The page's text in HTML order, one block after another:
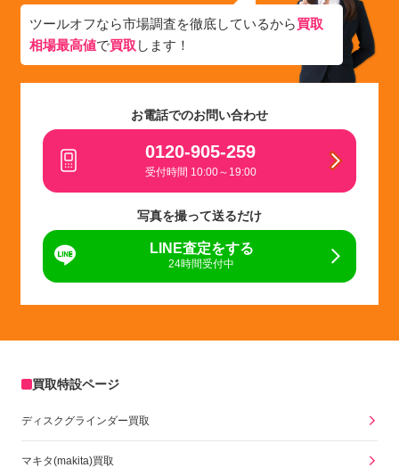
ツールオフなら市場調査を徹底しているから買取
相場最高値で買取 します！
お電話でのお問い合わせ
0120-905-259
受付時間 10:00～19:00
写真を撮って送るだけ
LINE査定をする
24時間受付中
買取特設ページ
ディスクグラインダー買取
マキタ(makita)買取